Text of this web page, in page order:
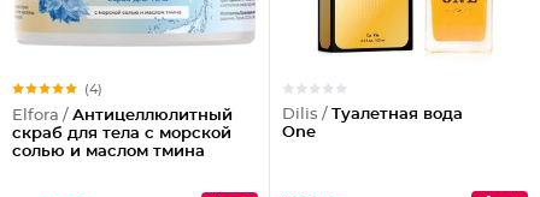
(4)
Elfora / Антицеллюлитный
скраб для тела с морской
солью и маслом тмина
Dilis / Туалетная вода
One